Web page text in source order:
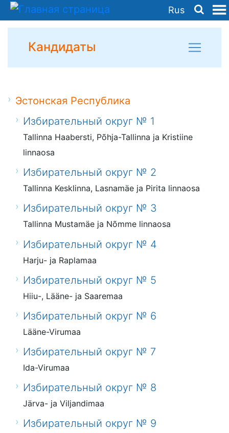
Rus
Кандидаты
Эстонская Республика
Избирательный округ № 1
Tallinna Haabersti, Põhja-Tallinna ja Kristiine
linnaosa
Избирательный округ № 2
Tallinna Kesklinna, Lasnamäe ja Pirita linnaosa
Избирательный округ № 3
Tallinna Mustamäe ja Nõmme linnaosa
Избирательный округ № 4
Harju- ja Raplamaa
Избирательный округ № 5
Hiiu-, Lääne- ja Saaremaa
Избирательный округ № 6
Lääne-Virumaa
Избирательный округ № 7
Ida-Virumaa
Избирательный округ № 8
Järva- ja Viljandimaa
Избирательный округ № 9